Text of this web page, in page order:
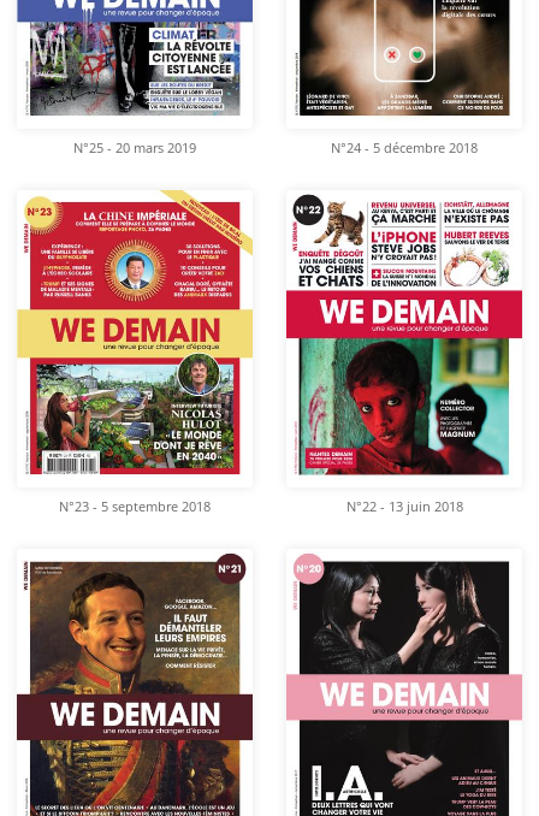
N°25 - 20 mars 2019 N°24 - 5 décembre 2018
N°23 - 5 septembre 2018 N°22 - 13 juin 2018